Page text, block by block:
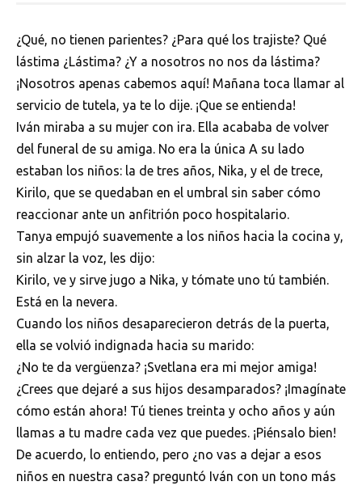
¿Qué, no tienen parientes? ¿Para qué los trajiste? Qué
lástima ¿Lástima? ¿Y a nosotros no nos da lástima?
¡Nosotros apenas cabemos aquí! Mañana toca llamar al
servicio de tutela, ya te lo dije. ¡Que se entienda!
Iván miraba a su mujer con ira. Ella acababa de volver
del funeral de su amiga. No era la única A su lado
estaban los niños: la de tres años, Nika, y el de trece,
Kirilo, que se quedaban en el umbral sin saber cómo
reaccionar ante un anfitrión poco hospitalario.
Tanya empujó suavemente a los niños hacia la cocina y,
sin alzar la voz, les dijo:
Kirilo, ve y sirve jugo a Nika, y tómate uno tú también.
Está en la nevera.
Cuando los niños desaparecieron detrás de la puerta,
ella se volvió indignada hacia su marido:
¿No te da vergüenza? ¡Svetlana era mi mejor amiga!
¿Crees que dejaré a sus hijos desamparados? ¡Imagínate
cómo están ahora! Tú tienes treinta y ocho años y aún
llamas a tu madre cada vez que puedes. ¡Piénsalo bien!
De acuerdo, lo entiendo, pero ¿no vas a dejar a esos
niños en nuestra casa? preguntó Iván con un tono más